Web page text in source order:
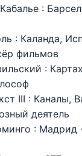
:
: Каланда,
фильмов
:
III : Каналы,
деятель
: Мадрид